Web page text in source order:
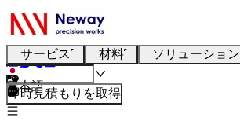
サービス 材料 ソリューション
日本語
即時見積もりを取得